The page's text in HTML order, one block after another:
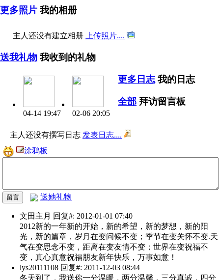
更多照片 我的相册
主人还没有建立相册 上传照片....
送我礼物 我收到的礼物
04-14 19:47 02-06 20:05
更多日志 我的日志
主人还没有撰写日志 发表日志....
全部 拜访留言板
涂鸦板
送她礼物
文田主月 回复#: 2012-01-01 07:40
2012新的一年新的开始，新的希望，新的梦想，新的阳
光，新的篇章，岁月在变问候不变；季节在变关怀不变.天
气在变思念不变，距离在变友情不变；世界在变祝福不
变，真心真意祝福朋友新年快乐，万事如意！
lys20111108 回复#: 2011-12-03 08:44
冬天到了，我送你一分温暖，两分温馨，三分真诚，四分